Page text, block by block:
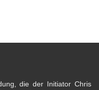
die der Initiator Chris